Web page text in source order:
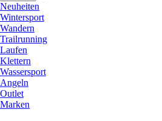
Neuheiten
Wintersport
Wandern
Trailrunning
Laufen
Klettern
Wassersport
Angeln
Outlet
Marken